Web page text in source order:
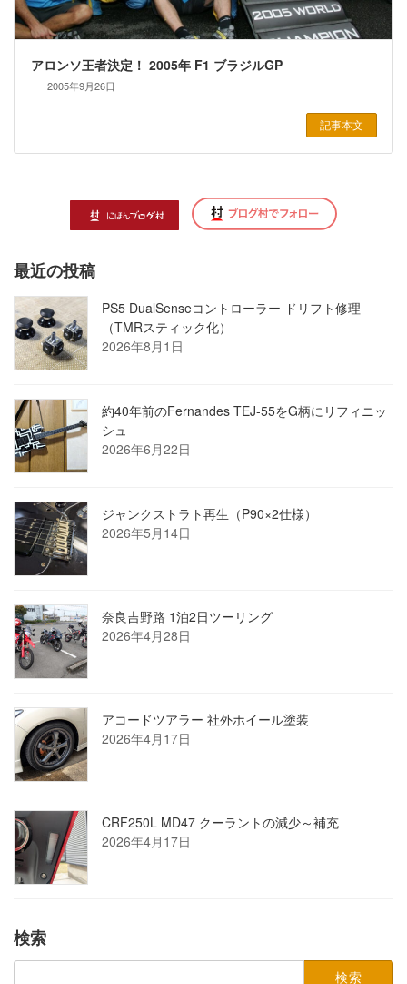
アロンソ王者決定！ 2005年 F1 ブラジルGP
2005年9月26日
記事本文
最近の投稿
PS5 DualSenseコントローラー ドリフト修理
（TMRスティック化）
2026年8月1日
約40年前のFernandes TEJ-55をG柄にリフィニッ
シュ
2026年6月22日
ジャンクストラト再生（P90×2仕様）
2026年5月14日
奈良吉野路 1泊2日ツーリング
2026年4月28日
アコードツアラー 社外ホイール塗装
2026年4月17日
CRF250L MD47 クーラントの減少～補充
2026年4月17日
検索
検